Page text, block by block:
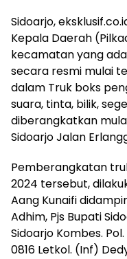
Sidoarjo,
Kepala Daerah
kecamatan yang
secara resmi mulai
dalam Truk boks
suara, tinta, bilik,
diberangkatkan
Sidoarjo Jalan
Pemberangkatan
2024 tersebut,
Aang Kunaifi
Adhim, Pjs Bupati
Sidoarjo Kombes.
0816 Letkol. (Inf)